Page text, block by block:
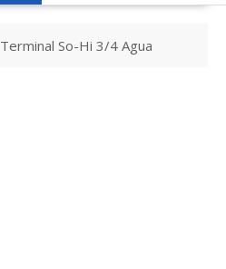
Terminal So-Hi 3/4 Agua